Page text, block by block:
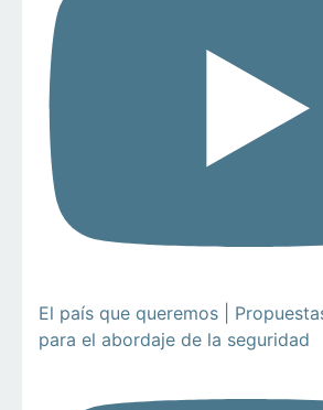
El país que queremos |
para el abordaje de la seguridad